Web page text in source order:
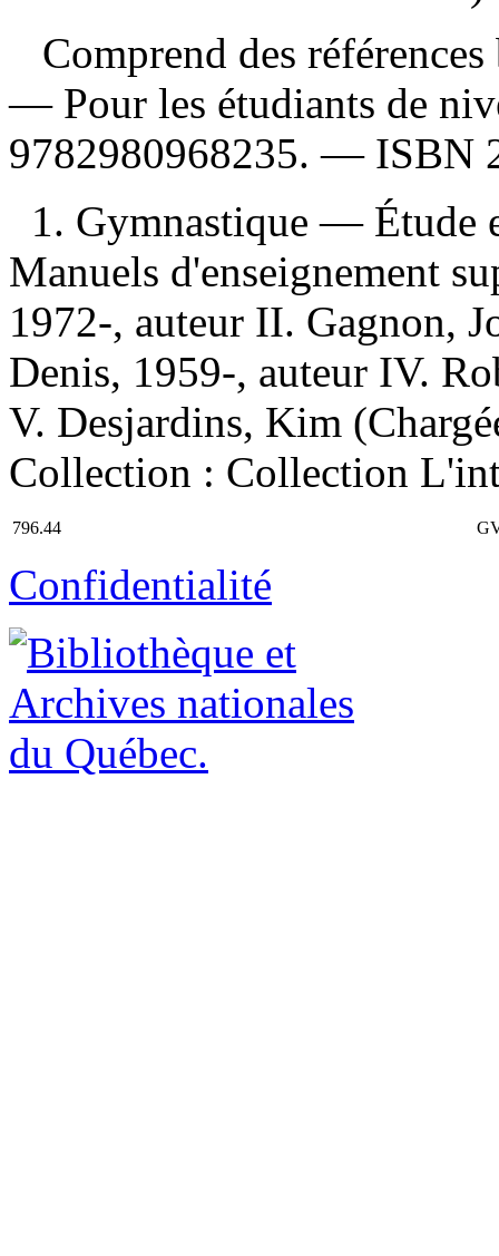
Comprend des
— Pour les étudiants de
9782980968235. — ISBN
1. Gymnastique — Étude
Manuels d'enseignement
1972-, auteur II. Gagnon,
Denis, 1959-, auteur IV.
V. Desjardins, Kim
Collection : Collection
796.44
Confidentialité